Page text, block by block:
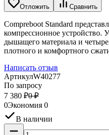
Отложить Сравнить
Compreboot Standard
компрессионное устройство.
дышащего материала и
плотного и комфортного
Написать отзыв
АртикулW40277
По запросу
7 380 ₽0 ₽
0Экономия 0
В наличии